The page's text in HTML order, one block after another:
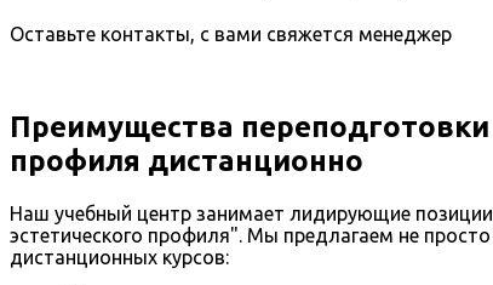
Оставьте контакты, с вами свяжется менеджер
Преимущества
профиля дистанционно
Наш учебный центр занимает лидирующие
эстетического профиля". Мы предлагаем не
дистанционных курсов: